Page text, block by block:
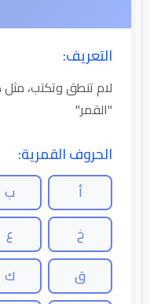
التعريف:
لام تنطق وتكتب،
"القمر"
الحروف القمرية:
أ ب
خ
ع
ق
ك